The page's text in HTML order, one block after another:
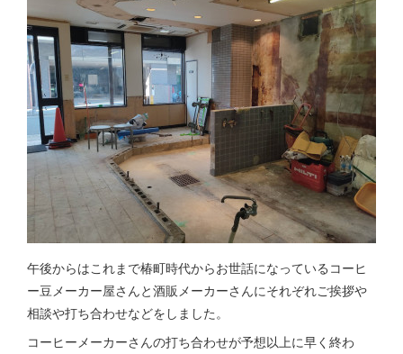
午後からはこれまで椿町時代からお世話になっているコーヒ
ー豆メーカー屋さんと酒販メーカーさんにそれぞれご挨拶や
相談や打ち合わせなどをしました。
コーヒーメーカーさんの打ち合わせが予想以上に早く終わ